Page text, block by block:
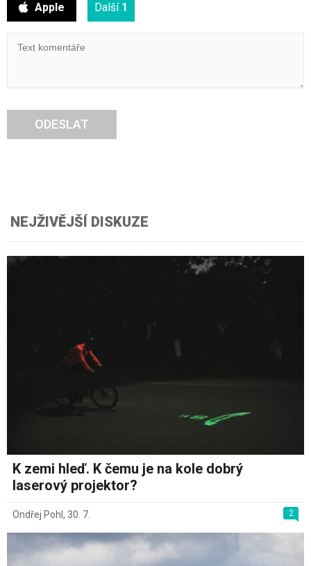
Apple Další 1
ODESLAT
NEJŽIVĚJŠÍ DISKUZE
K zemi hleď. K čemu je na kole dobrý
laserový projektor?
2
Ondřej Pohl , 30. 7.